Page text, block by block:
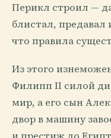
Перикл строил —
блистал,
что правила
Из этого
Филипп II силой
мир, а его сын
двор в машину